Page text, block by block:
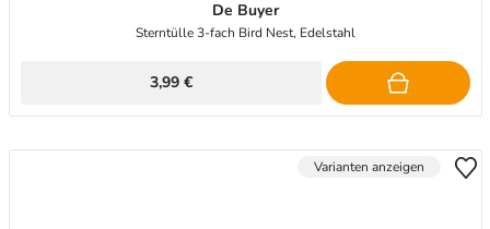
De Buyer
Sterntülle 3-fach Bird Nest, Edelstahl
3,99 €
Varianten anzeigen